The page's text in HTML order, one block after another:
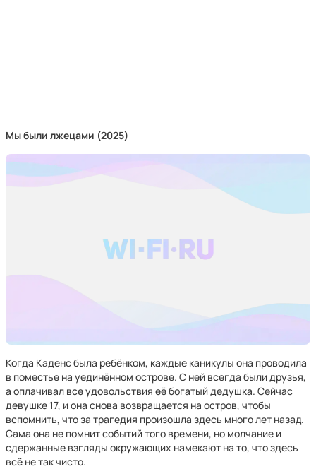
Мы были лжецами (2025)
Когда Каденс была ребёнком, каждые каникулы она проводила
в поместье на уединённом острове. С ней всегда были друзья,
а оплачивал все удовольствия её богатый дедушка. Сейчас
девушке 17, и она снова возвращается на остров, чтобы
вспомнить, что за трагедия произошла здесь много лет назад.
Сама она не помнит событий того времени, но молчание и
сдержанные взгляды окружающих намекают на то, что здесь
всё не так чисто.